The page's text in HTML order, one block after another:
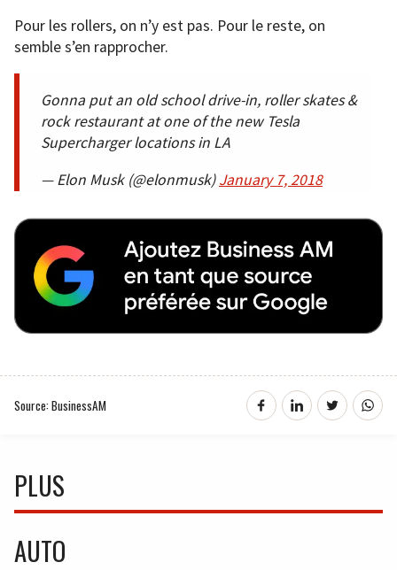
Pour les rollers, on n’y est pas. Pour le reste, on
semble s’en rapprocher.
Gonna put an old school drive-in, roller skates &
rock restaurant at one of the new Tesla
Supercharger locations in LA
— Elon Musk (@elonmusk)January 7, 2018
Source: BusinessAM
PLUS
AUTO